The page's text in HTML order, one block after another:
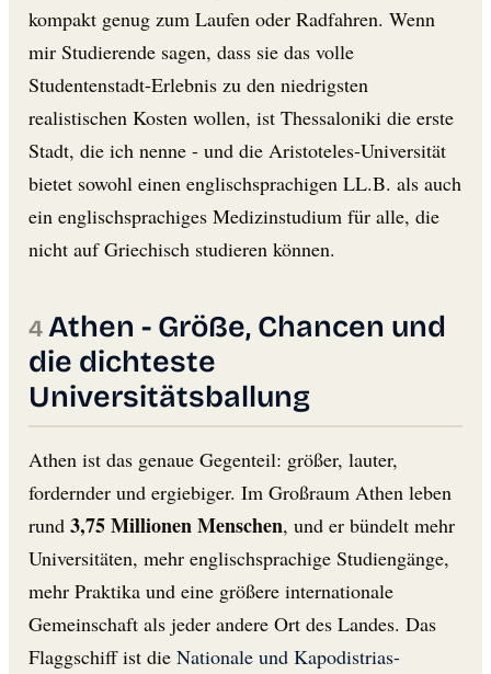
kompakt genug zum Laufen oder Radfahren. Wenn
mir Studierende sagen, dass sie das volle
Studentenstadt-Erlebnis zu den niedrigsten
realistischen Kosten wollen, ist Thessaloniki die erste
Stadt, die ich nenne - und die Aristoteles-Universität
bietet sowohl einen englischsprachigen LL.B. als auch
ein englischsprachiges Medizinstudium für alle, die
nicht auf Griechisch studieren können.
Athen - Größe, Chancen und
die dichteste
Universitätsballung
Athen ist das genaue Gegenteil: größer, lauter,
fordernder und ergiebiger. Im Großraum Athen leben
rund 3,75 Millionen Menschen, und er bündelt mehr
Universitäten, mehr englischsprachige Studiengänge,
mehr Praktika und eine größere internationale
Gemeinschaft als jeder andere Ort des Landes. Das
Flaggschiff ist die Nationale und Kapodistrias-